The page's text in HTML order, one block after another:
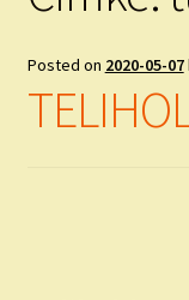
KÉRJ EGY
Posted on 2020-05-07